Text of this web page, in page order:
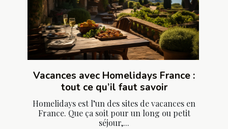
Vacances avec Homelidays France :
tout ce qu’il faut savoir
Homelidays est l’un des sites de vacances en
France. Que ça soit pour un long ou petit
séjour,...